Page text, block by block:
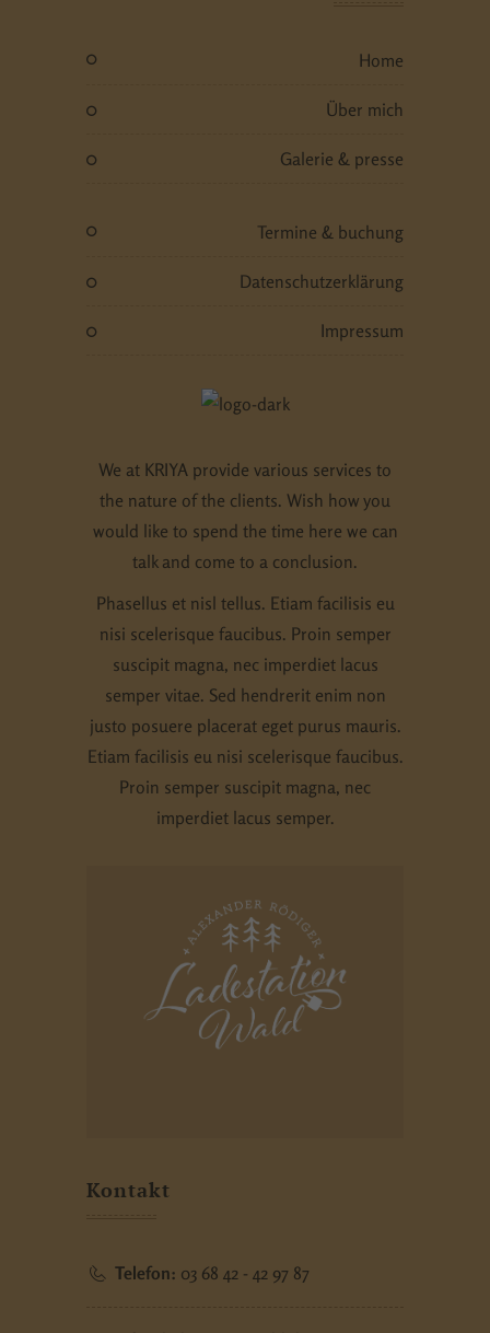
home
über mich
galerie & presse
termine & buchung
datenschutzerklärung
impressum
We at KRIYA provide various services to
the nature of the clients. Wish how you
would like to spend the time here we can
talk and come to a conclusion.
Phasellus et nisl tellus. Etiam facilisis eu
nisi scelerisque faucibus. Proin semper
suscipit magna, nec imperdiet lacus
semper vitae. Sed hendrerit enim non
justo posuere placerat eget purus mauris.
Etiam facilisis eu nisi scelerisque faucibus.
Proin semper suscipit magna, nec
imperdiet lacus semper.
Kontakt
Telefon: 03 68 42 - 42 97 87